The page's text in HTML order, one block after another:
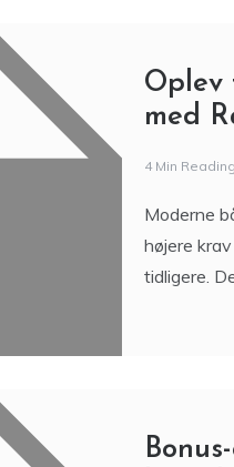
Oplev
med
4 Min Reading
Moderne
højere
tidligere.